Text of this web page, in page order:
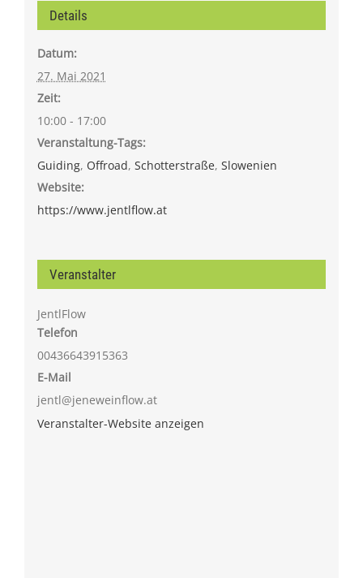
Details
Datum:
27. Mai 2021
Zeit:
10:00 - 17:00
Veranstaltung-Tags:
Guiding, Offroad, Schotterstraße, Slowenien
Website:
https://www.jentlflow.at
Veranstalter
JentlFlow
Telefon
00436643915363
E-Mail
jentl@jeneweinflow.at
Veranstalter-Website anzeigen